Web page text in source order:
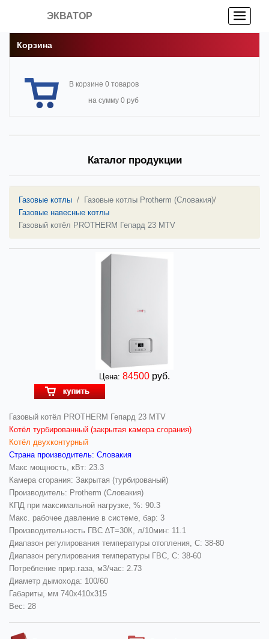
ЭКВАТОР
Корзина
В корзине 0 товаров
на сумму 0 руб
Каталог продукции
Газовые котлы Газовые котлы Protherm (Словакия)/
Газовые навесные котлы
Газовый котёл PROTHERM Гепард 23 MТV
Цена: 84500 руб.
Газовый котёл PROTHERM Гепард 23 MТV
Котёл турбированный (закрытая камера сгорания)
Котёл двухконтурный
Страна производитель: Словакия
Макс мощность, кВт: 23.3
Камера сгорания: Закрытая (турбированый)
Производитель: Protherm (Словакия)
КПД при максимальной нагрузке, %: 90.3
Макс. рабочее давление в системе, бар: 3
Производительность ГВС ∆Т=30К, л/10мин: 11.1
Диапазон регулирования температуры отопления, С: 38-80
Диапазон регулирования температуры ГВС, С: 38-60
Потребление прир.газа, м3/час: 2.73
Диаметр дымохода: 100/60
Габариты, мм 740х410х315
Вес: 28